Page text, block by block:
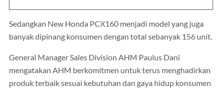
Sedangkan New Honda PCX160 menjadi model yang juga
banyak dipinang konsumen dengan total sebanyak 156 unit.
General Manager Sales Division AHM Paulus Dani
mengatakan AHM berkomitmen untuk terus menghadirkan
produk terbaik sesuai kebutuhan dan gaya hidup konsumen